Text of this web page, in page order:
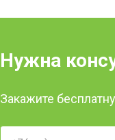
Нужна
Закажите